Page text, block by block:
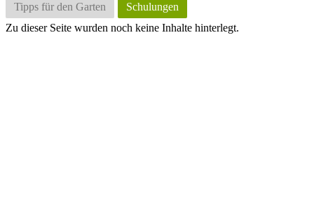
Tipps für den Garten Schulungen
Zu dieser Seite wurden noch keine Inhalte hinterlegt.